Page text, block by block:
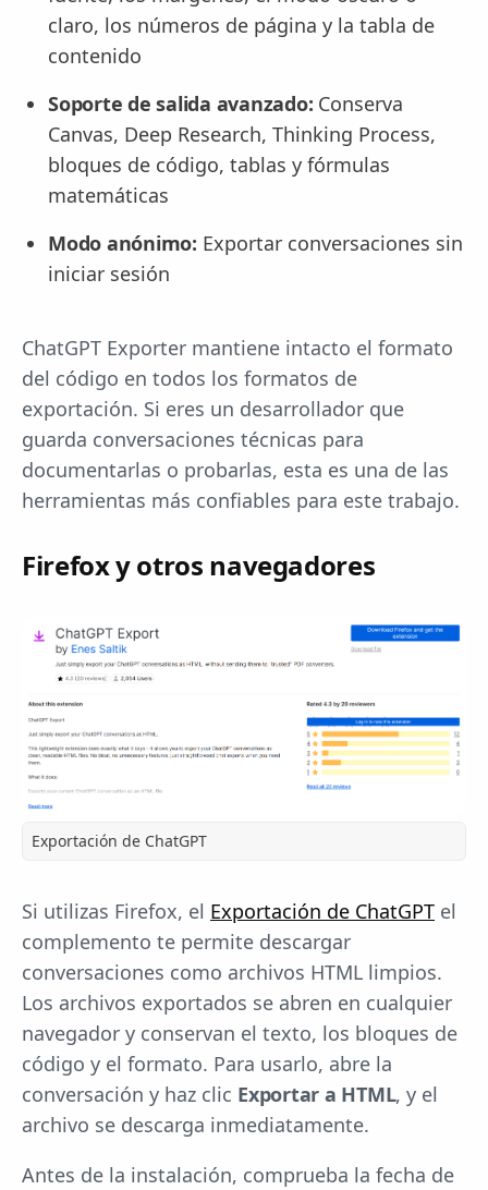
claro, los números de página y la tabla de
contenido
Soporte de salida avanzado: Conserva
Canvas, Deep Research, Thinking Process,
bloques de código, tablas y fórmulas
matemáticas
Modo anónimo: Exportar conversaciones sin
iniciar sesión
ChatGPT Exporter mantiene intacto el formato
del código en todos los formatos de
exportación. Si eres un desarrollador que
guarda conversaciones técnicas para
documentarlas o probarlas, esta es una de las
herramientas más confiables para este trabajo.
Firefox y otros navegadores
Exportación de ChatGPT
Si utilizas Firefox, el Exportación de ChatGPT el
complemento te permite descargar
conversaciones como archivos HTML limpios.
Los archivos exportados se abren en cualquier
navegador y conservan el texto, los bloques de
código y el formato. Para usarlo, abre la
conversación y haz clic Exportar a HTML, y el
archivo se descarga inmediatamente.
Antes de la instalación, comprueba la fecha de